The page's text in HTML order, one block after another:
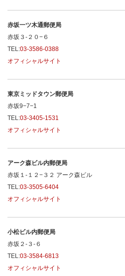
赤坂一ツ木通郵便局
赤坂３-２０−６
TEL:03-3586-0388
オフィシャルサイト
東京ミッドタウン郵便局
赤坂9−7−1
TEL:03-3405-1531
オフィシャルサイト
アーク森ビル内郵便局
赤坂１-１２−３２ アーク森ビル
TEL:03-3505-6404
オフィシャルサイト
小松ビル内郵便局
赤坂２-３-６
TEL:03-3584-6813
オフィシャルサイト